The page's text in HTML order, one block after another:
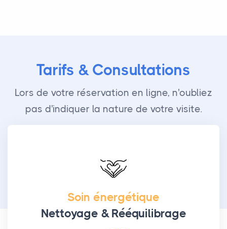
Tarifs & Consultations
Lors de votre réservation en ligne, n'oubliez
pas d'indiquer la nature de votre visite.
Soin énergétique
Nettoyage & Rééquilibrage